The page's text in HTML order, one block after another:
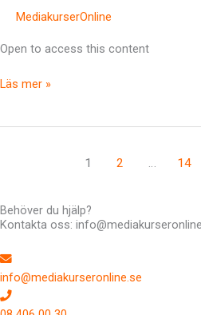
MediakurserOnline
Open to access this content
Läs mer »
1 2 … 14
Behöver du hjälp?
Kontakta oss:
info@mediakurseronline.se